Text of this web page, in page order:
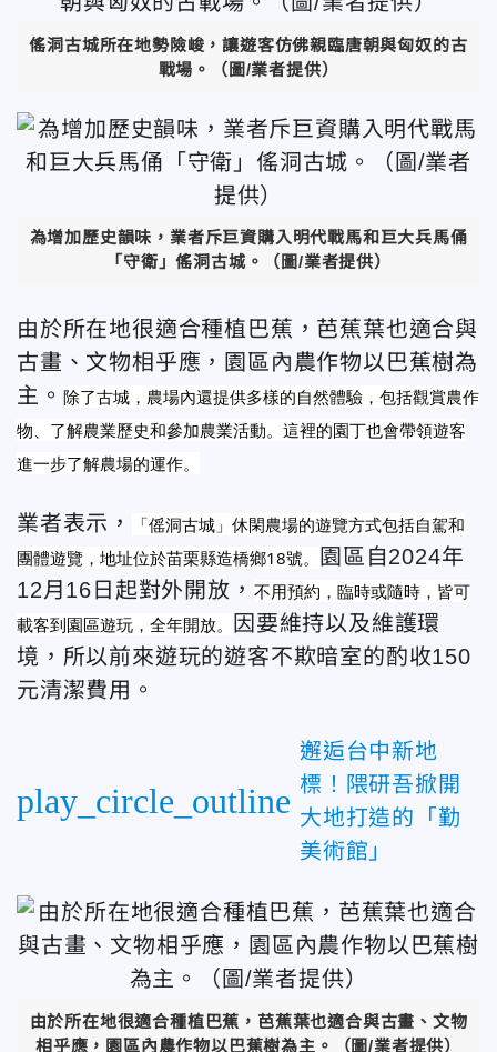
傜洞古城所在地勢險峻，讓遊客仿佛親臨唐朝與匈奴的古
戰場。（圖/業者提供）
為增加歷史韻味，業者斥巨資購入明代戰馬和巨大兵馬俑
「守衛」傜洞古城。（圖/業者提供）
由於所在地很適合種植巴蕉，芭蕉葉也適合與
古畫、文物相乎應，園區內農作物以巴蕉樹為
主。 除了古城，農場內還提供多樣的自然體驗，包括觀賞農作
物、了解農業歷史和參加農業活動。這裡的園丁也會帶領遊客
進一步了解農場的運作。
業者表示，
「傜洞古城」休閑農場的遊覽方式包括自駕和
團體遊覽，地址位於苗栗縣造橋鄉18號。
園區自2024年
12月16日起對外開放， 不用預約，臨時或隨時，皆可
載客到園區遊玩，全年開放。
因要維持以及維護環
境，所以前來遊玩的遊客不欺暗室的酌收150
元清潔費用。
play_circle_outline
邂逅台中新地
標！隈研吾掀開
大地打造的「勤
美術館」
由於所在地很適合種植巴蕉，芭蕉葉也適合與古畫、文物
相乎應，園區內農作物以巴蕉樹為主。（圖/業者提供）